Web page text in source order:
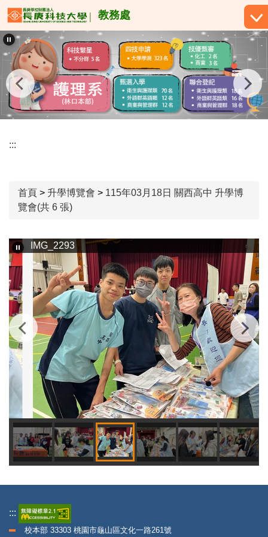
跳
到
主
要
內
容
區
教務處
:::
首頁 > 升學博覽會 > 115年03月18日 關西高中 升學博
覽會(共 6 張)
IMG_2293
:::
校本部 33303 桃園市龜山區文化一路261號